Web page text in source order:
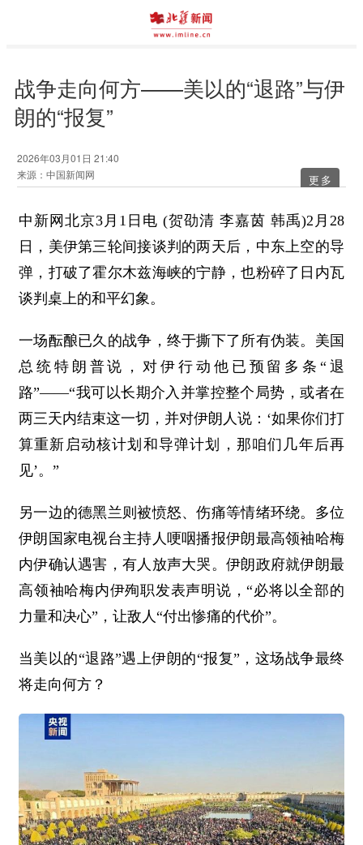
战争走向何方——美以的“退路”与伊
朗的“报复”
2026年03月01日 21:40
来源：中国新闻网
更多
中新网北京3月1日电 (贺劭清 李嘉茵 韩禹)2月28
日，美伊第三轮间接谈判的两天后，中东上空的导
弹，打破了霍尔木兹海峡的宁静，也粉碎了日内瓦
谈判桌上的和平幻象。
一场酝酿已久的战争，终于撕下了所有伪装。美国
总统特朗普说，对伊行动他已预留多条“退
路”——“我可以长期介入并掌控整个局势，或者在
两三天内结束这一切，并对伊朗人说：‘如果你们打
算重新启动核计划和导弹计划，那咱们几年后再
见’。”
另一边的德黑兰则被愤怒、伤痛等情绪环绕。多位
伊朗国家电视台主持人哽咽播报伊朗最高领袖哈梅
内伊确认遇害，有人放声大哭。伊朗政府就伊朗最
高领袖哈梅内伊殉职发表声明说，“必将以全部的
力量和决心”，让敌人“付出惨痛的代价”。
当美以的“退路”遇上伊朗的“报复”，这场战争最终
将走向何方？